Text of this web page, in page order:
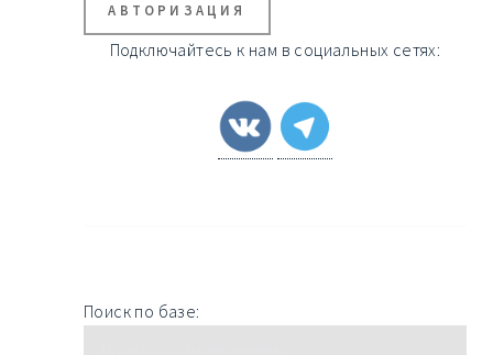
АВТОРИЗАЦИЯ
Подключайтесь к нам в социальных сетях:
Поиск по базе: